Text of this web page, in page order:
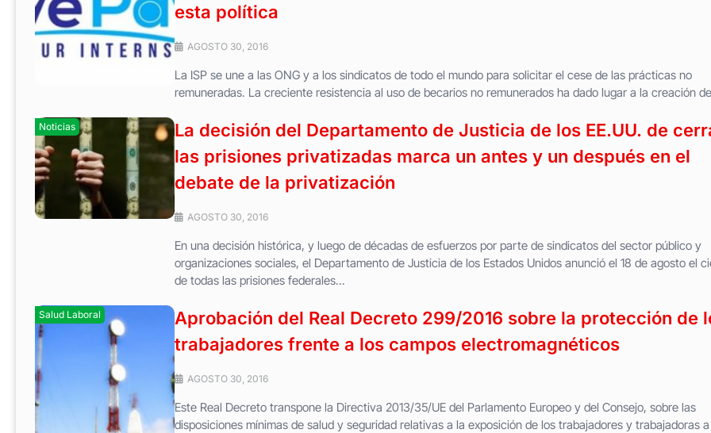
esta política
AGOSTO 30, 2016
La ISP se une a las ONG y a los sindicatos de todo el mundo para solicitar el cese de las prácticas no
remuneradas. La creciente resistencia al uso de becarios no remunerados ha dado lugar a la creación
Noticias
La decisión del Departamento de Justicia de los EE.UU. de
las prisiones privatizadas marca un antes y un después en el
debate de la privatización
AGOSTO 30, 2016
En una decisión histórica, y luego de décadas de esfuerzos por parte de sindicatos del sector público y
organizaciones sociales, el Departamento de Justicia de los Estados Unidos anunció el 18 de agosto el
de todas las prisiones federales...
Salud Laboral
Aprobación del Real Decreto 299/2016 sobre la protección de
trabajadores frente a los campos electromagnéticos
AGOSTO 30, 2016
Este Real Decreto transpone la Directiva 2013/35/UE del Parlamento Europeo y del Consejo, sobre las
disposiciones mínimas de salud y seguridad relativas a la exposición de los trabajadores y trabajadoras